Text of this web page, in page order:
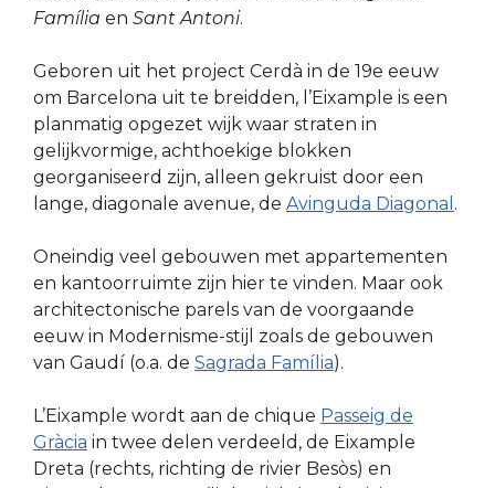
Família en Sant Antoni.
Geboren uit het project Cerdà in de 19e eeuw
om Barcelona uit te breidden, l’Eixample is een
planmatig opgezet wijk waar straten in
gelijkvormige, achthoekige blokken
georganiseerd zijn, alleen gekruist door een
lange, diagonale avenue, de Avinguda Diagonal .
Oneindig veel gebouwen met appartementen
en kantoorruimte zijn hier te vinden. Maar ook
architectonische parels van de voorgaande
eeuw in Modernisme-stijl zoals de gebouwen
van Gaudí (o.a. de Sagrada Família).
L’Eixample wordt aan de chique Passeig de
Gràcia in twee delen verdeeld, de Eixample
Dreta (rechts, richting de rivier Besòs) en